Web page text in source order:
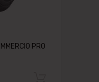
PRO